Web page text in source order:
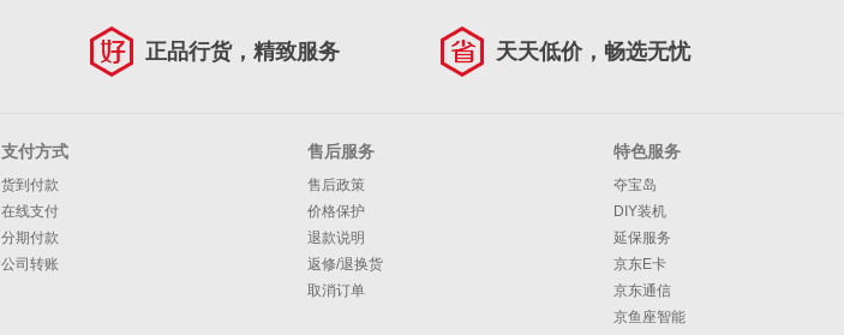
正品行货，精致服务 天天低价，畅选无忧
支付方式
货到付款
在线支付
分期付款
公司转账
售后服务
售后政策
价格保护
退款说明
返修/退换货
取消订单
特色服务
夺宝岛
DIY装机
延保服务
京东E卡
京东通信
京鱼座智能